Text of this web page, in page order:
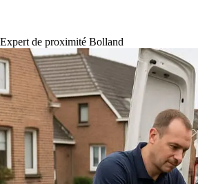
Expert de proximité Bolland